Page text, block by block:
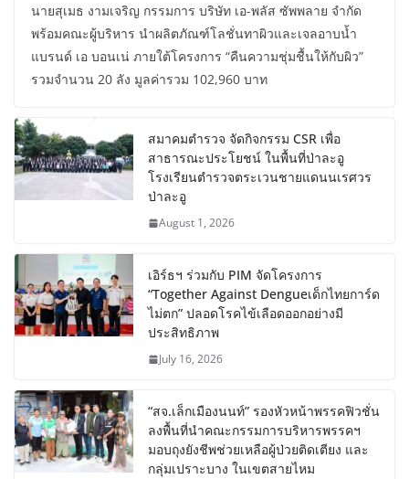
นายสุเมธ งามเจริญ กรรมการ บริษัท เอ-พลัส ซัพพลาย จำกัด
พร้อมคณะผู้บริหาร นำผลิตภัณฑ์โลชั่นทาผิวและเจลอาบน้ำ
แบรนด์ เอ บอนเน่ ภายใต้โครงการ “คืนความชุ่มชื้นให้กับผิว”
รวมจำนวน 20 ลัง มูลค่ารวม 102,960 บาท
สมาคมตำรวจ จัดกิจกรรม CSR เพื่อ
สาธารณะประโยชน์ ในพื้นที่ป่าละอู
โรงเรียนตำรวจตระเวนชายแดนนเรศวร
ป่าละอู
August 1, 2026
เอิร์ธฯ ร่วมกับ PIM จัดโครงการ
“Together Against Dengueเด็กไทยการ์ด
ไม่ตก” ปลอดโรคไข้เลือดออกอย่างมี
ประสิทธิภาพ
July 16, 2026
“สจ.เล็กเมืองนนท์” รองหัวหน้าพรรคฟิวชั่น
ลงพื้นที่นำคณะกรรมการบริหารพรรคฯ
มอบถุงยังชีพช่วยเหลือผู้ป่วยติดเตียง และ
กลุ่มเปราะบาง ในเขตสายไหม